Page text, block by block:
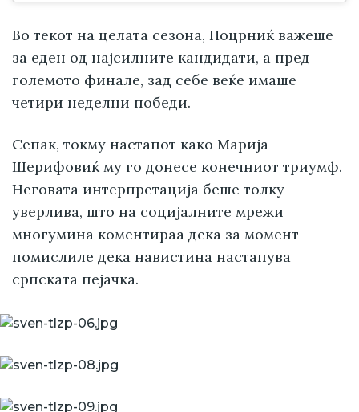
Во текот на целата сезона, Поцрниќ важеше
за еден од најсилните кандидати, а пред
големото финале, зад себе веќе имаше
четири неделни победи.
Сепак, токму настапот како Марија
Шерифовиќ му го донесе конечниот триумф.
Неговата интерпретација беше толку
уверлива, што на социјалните мрежи
многумина коментираа дека за момент
помислиле дека навистина настапува
српската пејачка.